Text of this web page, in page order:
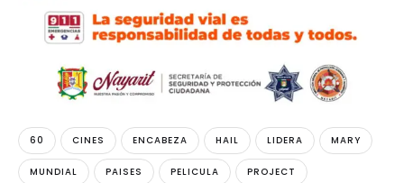
60 CINES ENCABEZA HAIL LIDERA MARY
MUNDIAL PAISES PELICULA PROJECT